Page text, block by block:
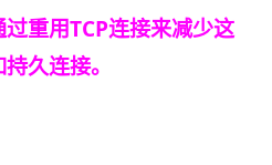
重用TCP连接来减少这
久连接。